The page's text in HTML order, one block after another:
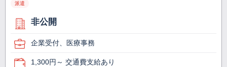
派遣
非公開
企業受付、医療事務
1,300円～ 交通費支給あり